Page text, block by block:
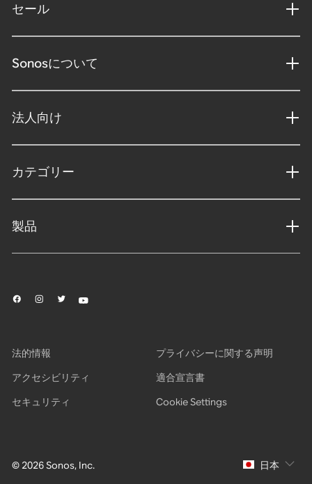
セール
Sonosについて
法人向け
カテゴリー
製品
© 2026 Sonos, Inc.
法的情報
プライバシーに関する声明
アクセシビリティ
適合宣言書
セキュリティ
Cookie Settings
日本